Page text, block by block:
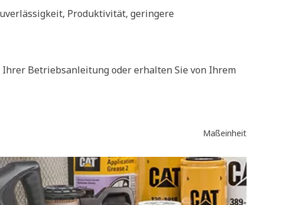
Produktivität, geringere
Betriebsanleitung oder erhalten Sie von Ihrem
Maßeinheit